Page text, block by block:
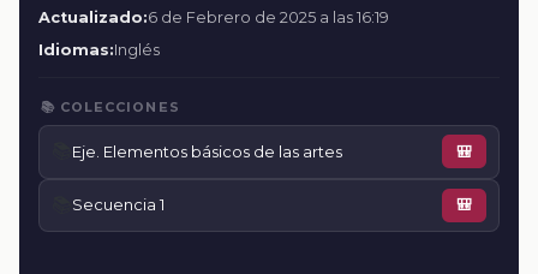
Actualizado:6 de Febrero de 2025 a las 16:19
Idiomas:Inglés
📚 COLECCIONES
Eje. Elementos básicos de las artes 🎒
Secuencia 1 🎒